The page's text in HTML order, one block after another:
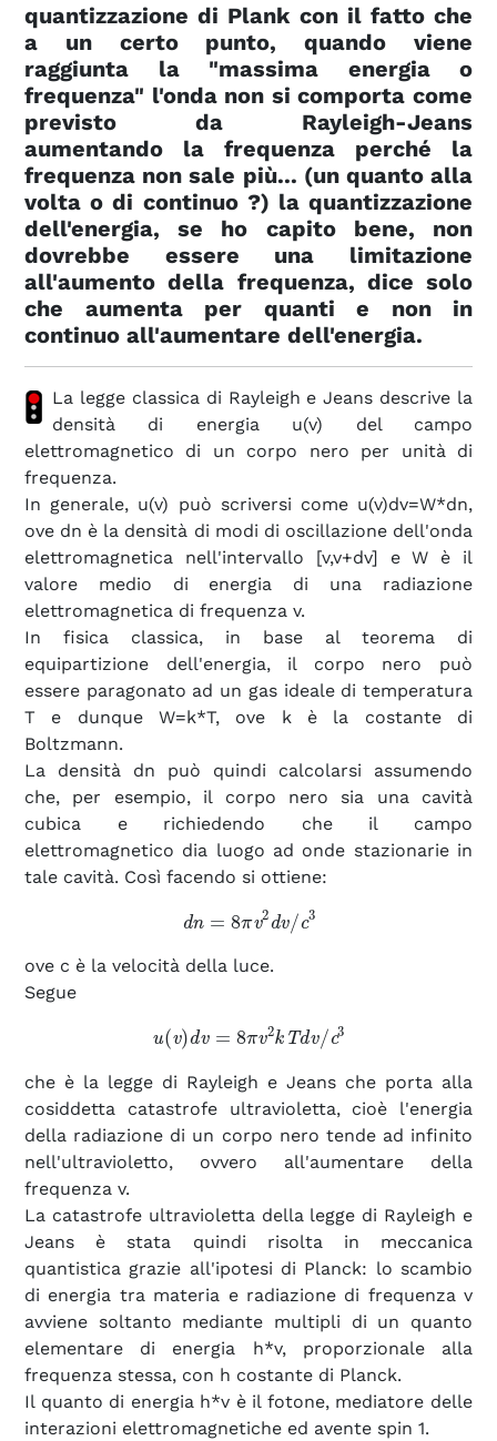
quantizzazione di Plank con il fatto che
a un certo punto, quando viene
raggiunta la "massima energia o
frequenza" l'onda non si comporta come
previsto da Rayleigh-Jeans
aumentando la frequenza perché la
frequenza non sale più... (un quanto alla
volta o di continuo ?) la quantizzazione
dell'energia, se ho capito bene, non
dovrebbe essere una limitazione
all'aumento della frequenza, dice solo
che aumenta per quanti e non in
continuo all'aumentare dell'energia.
La legge classica di Rayleigh e Jeans descrive la
densità di energia u(v) del campo
elettromagnetico di un corpo nero per unità di
frequenza.
In generale, u(v) può scriversi come u(v)dv=W*dn,
ove dn è la densità di modi di oscillazione dell'onda
elettromagnetica nell'intervallo [v,v+dv] e W è il
valore medio di energia di una radiazione
elettromagnetica di frequenza v.
In fisica classica, in base al teorema di
equipartizione dell'energia, il corpo nero può
essere paragonato ad un gas ideale di temperatura
T e dunque W=k*T, ove k è la costante di
Boltzmann.
La densità dn può quindi calcolarsi assumendo
che, per esempio, il corpo nero sia una cavità
cubica e richiedendo che il campo
elettromagnetico dia luogo ad onde stazionarie in
tale cavità. Così facendo si ottiene:
dn π 2d v c 3
ove c è la velocità della luce.
Segue
u( ) dv π 2kTdv c 3
che è la legge di Rayleigh e Jeans che porta alla
cosiddetta catastrofe ultravioletta, cioè l'energia
della radiazione di un corpo nero tende ad infinito
nell'ultravioletto, ovvero all'aumentare della
frequenza v.
La catastrofe ultravioletta della legge di Rayleigh e
Jeans è stata quindi risolta in meccanica
quantistica grazie all'ipotesi di Planck: lo scambio
di energia tra materia e radiazione di frequenza v
avviene soltanto mediante multipli di un quanto
elementare di energia h*v, proporzionale alla
frequenza stessa, con h costante di Planck.
Il quanto di energia h*v è il fotone, mediatore delle
interazioni elettromagnetiche ed avente spin 1.